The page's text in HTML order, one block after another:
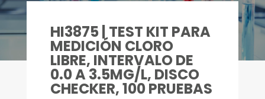
HI3875 | TEST KIT PARA
MEDICIÓN CLORO
LIBRE, INTERVALO DE
0.0 A 3.5MG/L, DISCO
CHECKER, 100 PRUEBAS